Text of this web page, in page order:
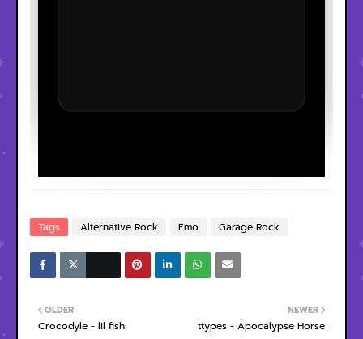
Tags Alternative Rock Emo Garage Rock
NEWER
ttypes - Apocalypse Horse
OLDER
Crocodyle - lil fish